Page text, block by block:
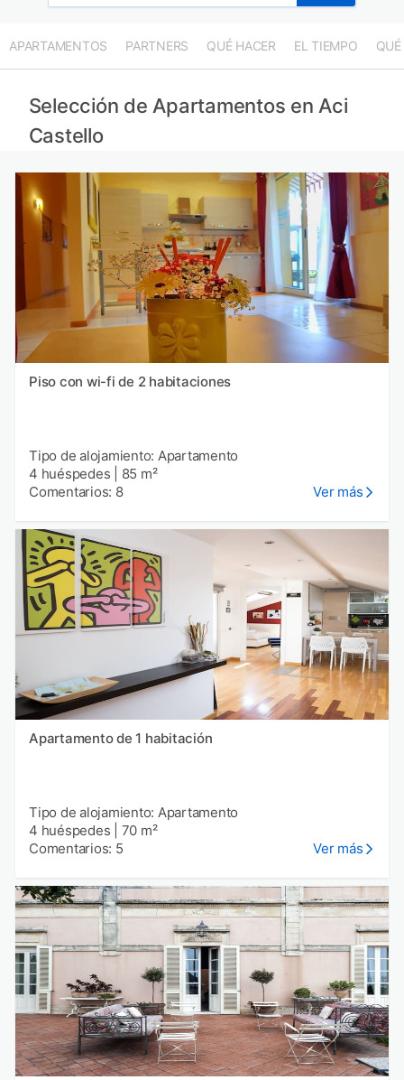
APARTAMENTOS PARTNERS QUÉ HACER EL TIEMPO QUÉ
Selección de Apartamentos en Aci
Castello
Piso con wi-fi de 2 habitaciones
Tipo de alojamiento: Apartamento
4 huéspedes
85 m²
Comentarios: 8
Ver más
Apartamento de 1 habitación
Tipo de alojamiento: Apartamento
4 huéspedes
70 m²
Comentarios: 5
Ver más